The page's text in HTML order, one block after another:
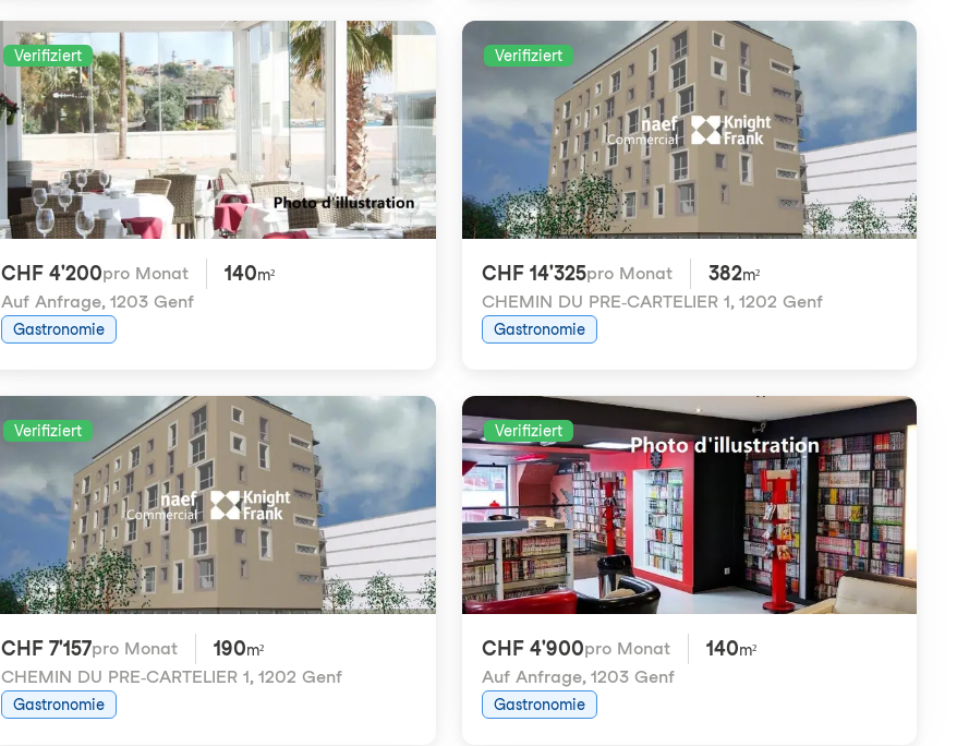
Verifiziert
CHF 4'200pro Monat 140m²
Auf Anfrage, 1203 Genf
Gastronomie
Verifiziert
CHF 14'325pro Monat 382m²
CHEMIN DU PRE-CARTELIER 1, 1202 Genf
Gastronomie
Verifiziert
CHF 7'157pro Monat 190m²
CHEMIN DU PRE-CARTELIER 1, 1202 Genf
Gastronomie
Verifiziert
CHF 4'900pro Monat 140m²
Auf Anfrage, 1203 Genf
Gastronomie